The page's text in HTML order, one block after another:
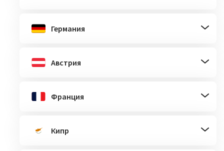
Германия
Австрия
Франция
Кипр